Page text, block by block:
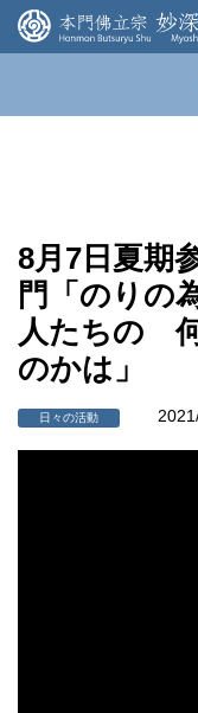
8月7日夏期
門「のり
人たちの
のかは」
日々の活動